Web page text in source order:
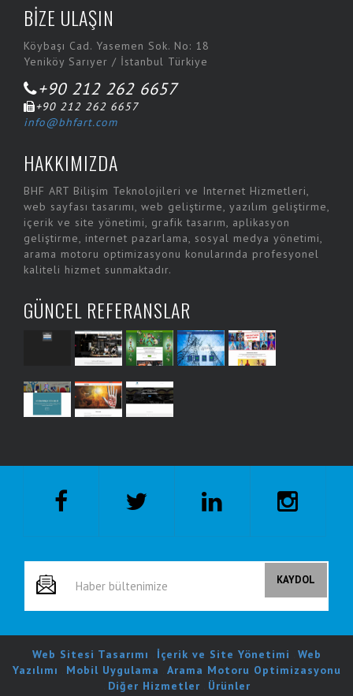
BİZE ULAŞIN
Köybaşı Cad. Yasemen Sok. No: 18
Yeniköy Sarıyer / İstanbul Türkiye
+90 212 262 6657
+90 212 262 6657
info@bhfart.com
HAKKIMIZDA
BHF ART Bilişim Teknolojileri ve Internet Hizmetleri,
web sayfası tasarımı, web geliştirme, yazılım geliştirme,
içerik ve site yönetimi, grafik tasarım, aplikasyon
geliştirme, internet pazarlama, sosyal medya yönetimi,
arama motoru optimizasyonu konularında profesyonel
kaliteli hizmet sunmaktadır.
GÜNCEL REFERANSLAR
Web Sitesi Tasarımı İçerik ve Site Yönetimi
Web
Yazılımı
Mobil Uygulama
Arama Motoru Optimizasyonu
Diğer Hizmetler
Ürünler